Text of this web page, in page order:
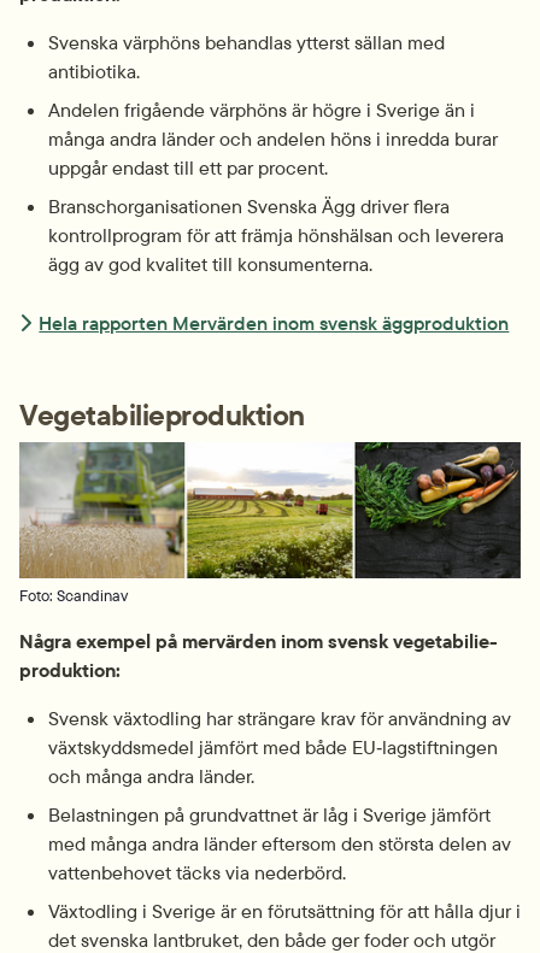
Svenska värphöns behandlas ytterst sällan med
antibiotika.
Andelen frigående värphöns är högre i Sverige än i
många andra länder och andelen höns i inredda burar
uppgår endast till ett par procent.
Branschorganisationen Svenska Ägg driver flera
kontrollprogram för att främja hönshälsan och leverera
ägg av god kvalitet till konsumenterna.
Hela rapporten Mervärden inom svensk äggproduktion
Vegetabilieproduktion
Foto: Scandinav
Några exempel på mervärden inom svensk vegetabilie­
produktion:
Svensk växtodling har strängare krav för användning av
växtskydds­medel jämfört med både EU‑lagstiftningen
och många andra länder.
Belastningen på grund­vattnet är låg i Sverige jämfört
med många andra länder eftersom den största delen av
vatten­behovet täcks via nederbörd.
Växtodling i Sverige är en förutsättning för att hålla djur i
det svenska lantbruket, den både ger foder och utgör